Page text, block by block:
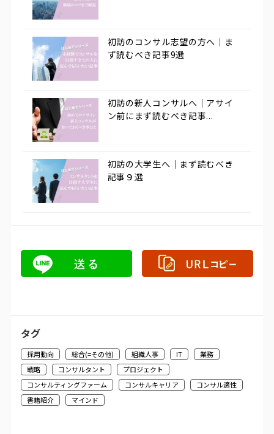
初訪のコンサル志望の方へ｜ま
ず読むべき記事9選
初訪の新人コンサルへ｜アサイ
ン前にまず読むべき記事...
初訪の大学生へ｜まず読むべき
記事９選
タグ
採用動向 総合(=その他) 組織人事 IT
業務
戦略
コンサルタント
プロジェクト
コンサルティングファーム
コンサルキャリア
コンサル適性
書籍紹介
マインド